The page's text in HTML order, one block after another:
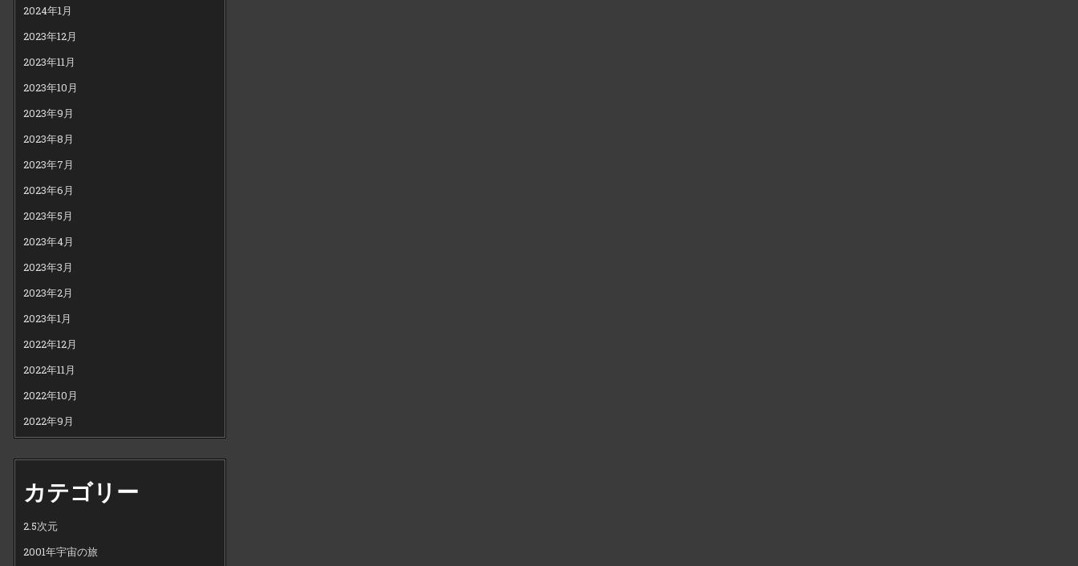
2024年1月
2023年12月
2023年11月
2023年10月
2023年9月
2023年8月
2023年7月
2023年6月
2023年5月
2023年4月
2023年3月
2023年2月
2023年1月
2022年12月
2022年11月
2022年10月
2022年9月
カテゴリー
2.5次元
2001年宇宙の旅